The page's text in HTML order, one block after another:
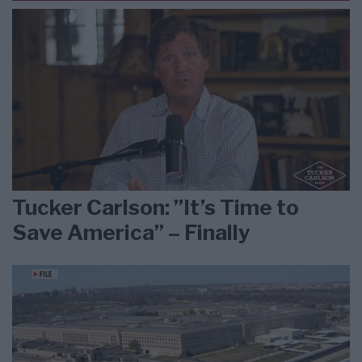
Tucker Carlson: ”It’s Time to
Save America” – Finally